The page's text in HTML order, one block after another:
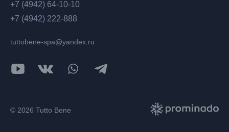
+7 (4942) 64-10-10
+7 (4942) 222-888
tuttobene-spa@yandex.ru
© 2026 Tutto Bene